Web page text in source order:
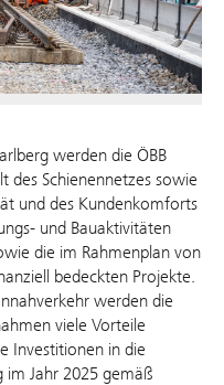
werden die ÖBB
des Schienennetzes sowie
und des Kundenkomforts
und Bauaktivitäten
die im Rahmenplan von
bedeckten Projekte.
werden die
viele Vorteile
Investitionen in die
im Jahr 2025 gemäß